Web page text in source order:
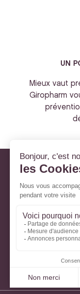
UN
Mieux vaut
Giropharm